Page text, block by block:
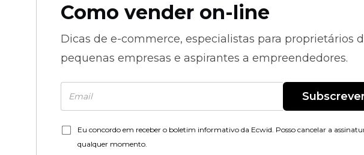
Como vender on-line
Dicas de e-commerce, especialistas para proprietários
pequenas empresas e aspirantes a empreendedores.
Eu concordo em receber o boletim informativo da Ecwid. Posso cancelar a
qualquer momento.